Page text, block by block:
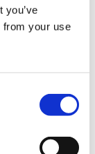
you’ve
from your use
1
voor
rotsen en
De
en in de